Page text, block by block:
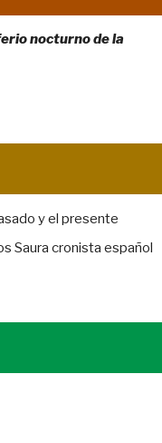
nocturno de la
y el presente
Saura cronista español